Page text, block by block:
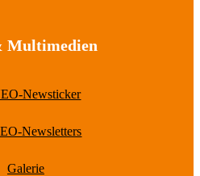
Multimedien
Newsticker
Newsletters
Galerie